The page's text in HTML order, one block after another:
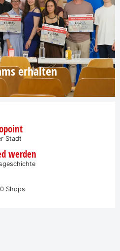
erhalten
Stadt
werden
Shops